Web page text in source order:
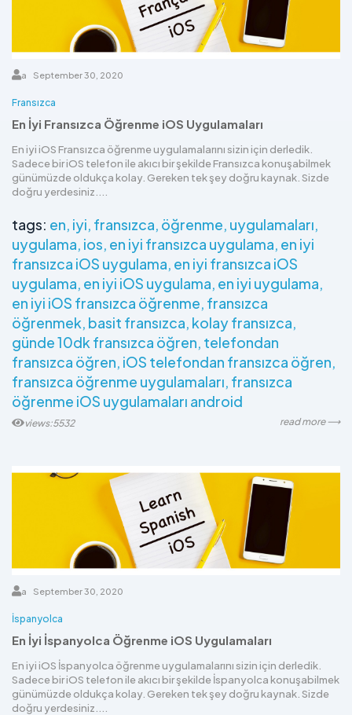
a September 30, 2020
Fransızca
En İyi Fransızca Öğrenme iOS Uygulamaları
En iyi iOS Fransızca öğrenme uygulamalarını sizin için derledik.
Sadece bir iOS telefon ile akıcı bir şekilde Fransızca konuşabilmek
günümüzde oldukça kolay. Gereken tek şey doğru kaynak. Sizde
doğru yerdesiniz....
tags: en iyi fransızca öğrenme uygulamaları
uygulama ios en iyi fransızca uygulama en iyi
fransızca iOS uygulama en iyi fransızca iOS
uygulama en iyi iOS uygulama en iyi uygulama
en iyi iOS fransızca öğrenme fransızca
öğrenmek basit fransızca kolay fransızca
günde 10dk fransızca öğren telefondan
fransızca öğren iOS telefondan fransızca öğren
fransızca öğrenme uygulamaları fransızca
öğrenme iOS uygulamaları android
views:5532 read more ⟶
a September 30, 2020
İspanyolca
En İyi İspanyolca Öğrenme iOS Uygulamaları
En iyi iOS İspanyolca öğrenme uygulamalarını sizin için derledik.
Sadece bir iOS telefon ile akıcı bir şekilde İspanyolca konuşabilmek
günümüzde oldukça kolay. Gereken tek şey doğru kaynak. Sizde
doğru yerdesiniz....